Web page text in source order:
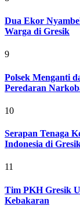
Dua Ekor
Warga di Gresik
9
Polsek Menganti
Peredaran
10
Serapan Tenaga
Indonesia di
11
Tim PKH Gresik
Kebakaran